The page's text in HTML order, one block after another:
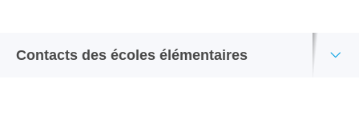
Contacts des écoles élémentaires